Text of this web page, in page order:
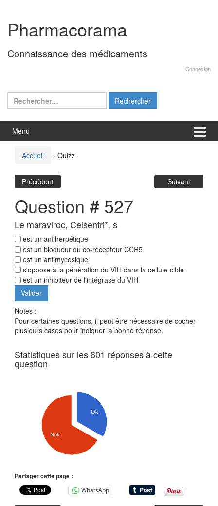
contenu
menu
principal
Pharmacorama
Connaissance des médicaments
Connexion
Rechercher :
Menu
Accueil › Quizz
Précédent Suivant
Question # 527
Le maraviroc, Celsentri*, s
est un antiherpétique
est un bloqueur du co-récepteur CCR5
est un antimycosique
s'oppose à la pénération du VIH dans la cellule-cible
est un inhibiteur de l'intégrase du VIH
Notes :
Pour certaines questions, il peut être nécessaire de cocher
plusieurs cases pour indiquer la bonne réponse.
Statistiques sur les 601 réponses à cette
question
Ok
Nok
Partager cette page :
WhatsApp